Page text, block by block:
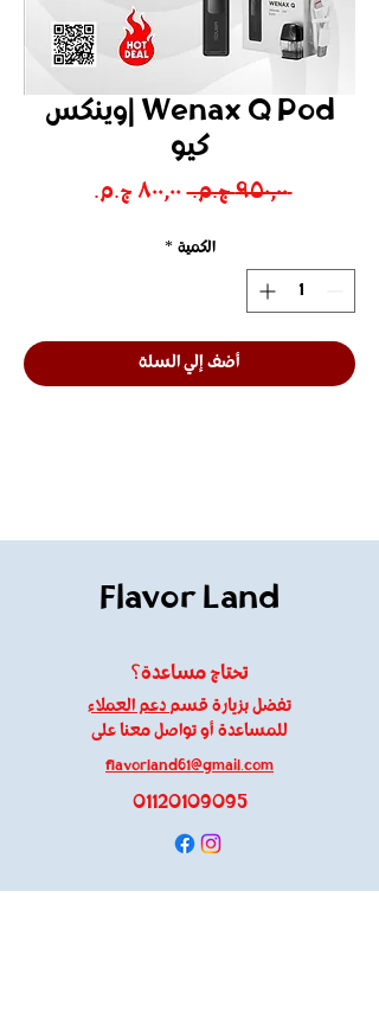
Wenax Q Pod |وينكس
كيو
‏٩٥٠٫٠٠ ج.م.‏
سعر
‏٨٠٠٫٠٠ ج.م.‏
الكمية *
أضف إلي السلة
Flavor Land
تحتاج مساعدة؟
تفضل بزيارة قسم دعم العملاء
للمساعدة أو تواصل معنا على
flavorland61@gmail.com
01120109095